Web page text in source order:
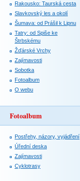
Rakousko: Taurská cesta
Slavkovský les a okolí
Šumava: od Prášil k Lipnu
Tatry: od Spiše ke
Štrbskému
Žďárské Vrchy
Zajímavosti
Sobotka
Fotoalbum
O webu
Fotoalbum
Postřehy, názory, vyjádření
Úřední deska
Zajímavosti
Cyklotrasy